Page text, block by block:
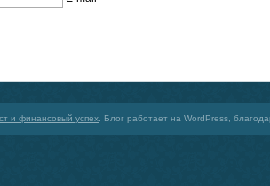
и финансовый успех . Блог работает на WordPress,